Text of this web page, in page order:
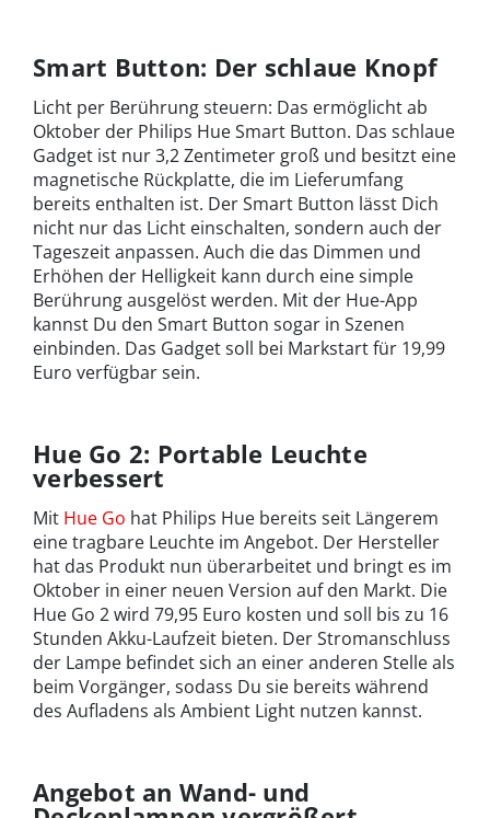
Smart Button: Der schlaue Knopf
Licht per Berührung steuern: Das ermöglicht ab
Oktober der Philips Hue Smart Button. Das schlaue
Gadget ist nur 3,2 Zentimeter groß und besitzt eine
magnetische Rückplatte, die im Lieferumfang
bereits enthalten ist. Der Smart Button lässt Dich
nicht nur das Licht einschalten, sondern auch der
Tageszeit anpassen. Auch die das Dimmen und
Erhöhen der Helligkeit kann durch eine simple
Berührung ausgelöst werden. Mit der Hue-App
kannst Du den Smart Button sogar in Szenen
einbinden. Das Gadget soll bei Markstart für 19,99
Euro verfügbar sein.
Hue Go 2: Portable Leuchte
verbessert
Mit Hue Go hat Philips Hue bereits seit Längerem
eine tragbare Leuchte im Angebot. Der Hersteller
hat das Produkt nun überarbeitet und bringt es im
Oktober in einer neuen Version auf den Markt. Die
Hue Go 2 wird 79,95 Euro kosten und soll bis zu 16
Stunden Akku-Laufzeit bieten. Der Stromanschluss
der Lampe befindet sich an einer anderen Stelle als
beim Vorgänger, sodass Du sie bereits während
des Aufladens als Ambient Light nutzen kannst.
Angebot an Wand- und